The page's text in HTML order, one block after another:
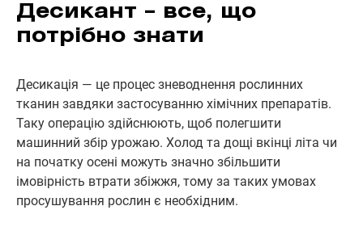
Десикант – все, що
потрібно знати
Десикація — це процес зневоднення рослинних
тканин завдяки застосуванню хімічних препаратів.
Таку операцію здійснюють, щоб полегшити
машинний збір урожаю. Холод та дощі вкінці літа чи
на початку осені можуть значно збільшити
імовірність втрати збіжжя, тому за таких умовах
просушування рослин є необхідним.